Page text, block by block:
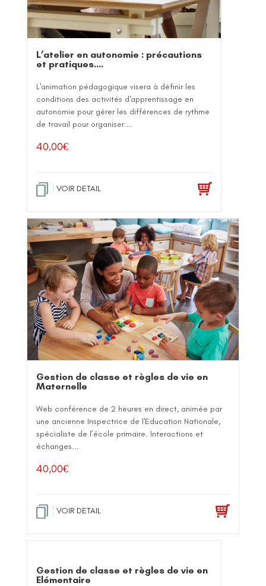
L’atelier en autonomie : précautions
et pratiques….
L'animation pédagogique visera à définir les
conditions des activités d'apprentissage en
autonomie pour gérer les différences de rythme
de travail pour organiser...
40,00€
VOIR DETAIL
Gestion de classe et règles de vie en
Maternelle
Web conférence de 2 heures en direct, animée par
une ancienne Inspectrice de l'Education Nationale,
spécialiste de l’école primaire. Interactions et
échanges...
40,00€
VOIR DETAIL
Gestion de classe et règles de vie en
Elémentaire